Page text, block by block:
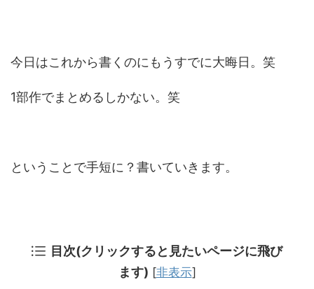
今日はこれから書くのにもうすでに大晦日。笑
1部作でまとめるしかない。笑
ということで手短に？書いていきます。
目次(クリックすると見たいページに飛び
ます) [非表示]